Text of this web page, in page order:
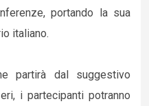
portando la sua
italiano.
partirà dal suggestivo
i partecipanti potranno